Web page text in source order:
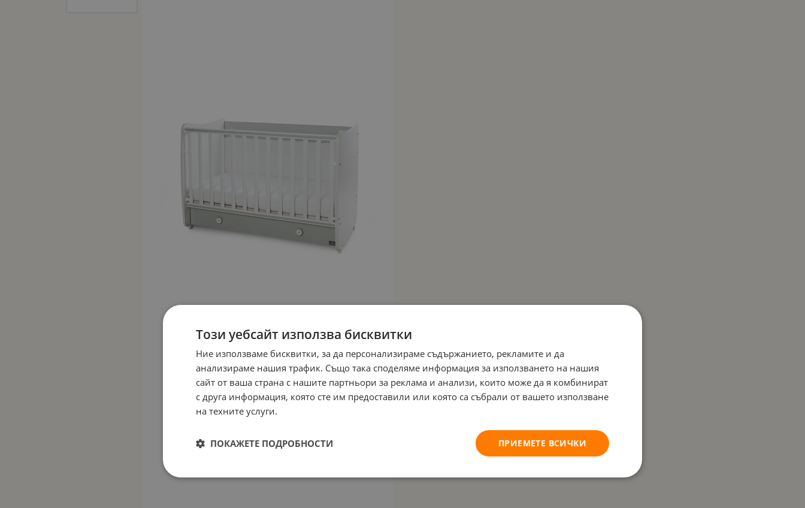
Този уебсайт използва бисквитки
Ние използваме бисквитки, за да персонализираме съдържанието, рекламите и да
анализираме нашия трафик. Също така споделяме информация за използването на нашия
сайт от ваша страна с нашите партньори за реклама и анализи, които може да я комбинират
с друга информация, която сте им предоставили или която са събрали от вашето използване
на техните услуги.
ПРИЕМЕТЕ ВСИЧКИ
ПОКАЖЕТЕ ПОДРОБНОСТИ